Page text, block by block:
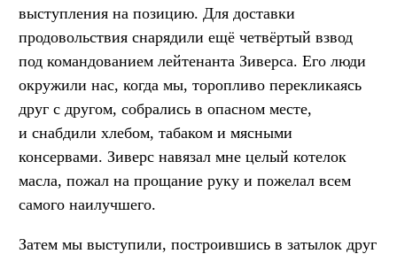
выступления на позицию. Для доставки
продовольствия снарядили ещё четвёртый взвод
под командованием лейтенанта Зиверса. Его люди
окружили нас, когда мы, торопливо перекликаясь
друг с другом, собрались в опасном месте,
и снабдили хлебом, табаком и мясными
консервами. Зиверс навязал мне целый котелок
масла, пожал на прощание руку и пожелал всем
самого наилучшего.
Затем мы выступили, построившись в затылок друг